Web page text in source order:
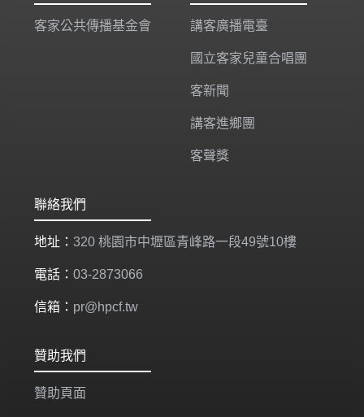
客家公共傳播基金會 講客廣播電臺
國立客家兒童合唱團
客新聞
講客進鄉團
客聲獎
聯絡我們
地址： 320 桃園市中壢區青峰路一段49號10樓
電話： 03-2873066
信箱： pr@hpcf.tw
贊助我們
贊助頁面